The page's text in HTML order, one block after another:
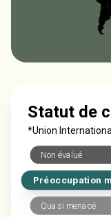
Statut de
*Union
Non évalué
Préoccupation
Quasi menacé